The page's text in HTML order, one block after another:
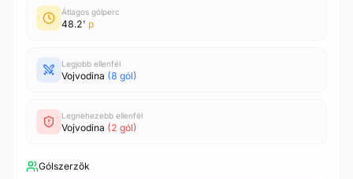
Átlagos gólperc
48.2' p
Legjobb ellenfél
Vojvodina (8 gól)
Legnehezebb ellenfél
Vojvodina (2 gól)
Gólszerzők